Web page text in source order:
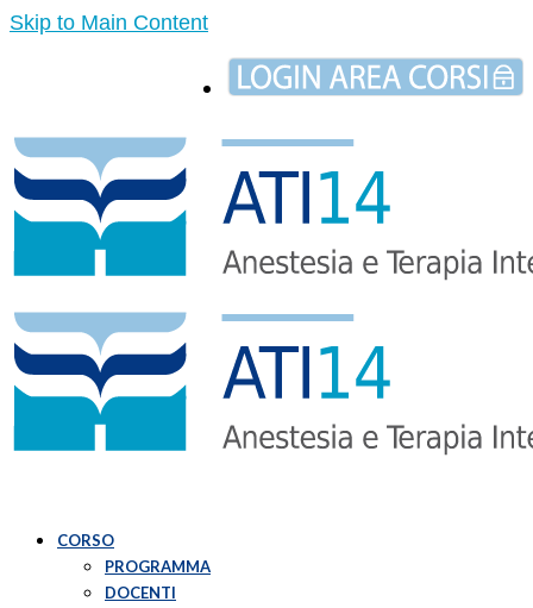
Skip to Main Content
CORSO
PROGRAMMA
DOCENTI